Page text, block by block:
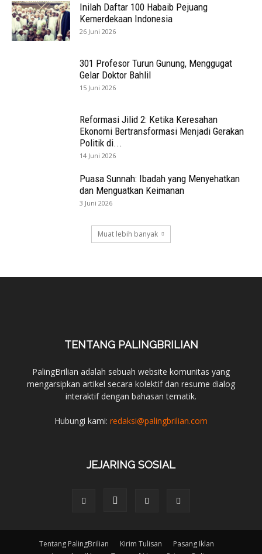
Inilah Daftar 100 Habaib Pejuang
Kemerdekaan Indonesia
26 Juni 2026
301 Profesor Turun Gunung, Menggugat
Gelar Doktor Bahlil
15 Juni 2026
Reformasi Jilid 2: Ketika Keresahan
Ekonomi Bertransformasi Menjadi Gerakan
Politik di...
14 Juni 2026
Puasa Sunnah: Ibadah yang Menyehatkan
dan Menguatkan Keimanan
3 Juni 2026
Muat lebih banyak
TENTANG PALINGBRILIAN
PalingBrilian adalah sebuah website komunitas yang
mengarsipkan artikel secara kolektif dan resume dialog
interaktif dengan bahasan tematik.
Hubungi kami: redaksi@palingbrilian.com
JEJARING SOSIAL
Tentang PalingBrilian Kirim Tulisan
Pasang Iklan